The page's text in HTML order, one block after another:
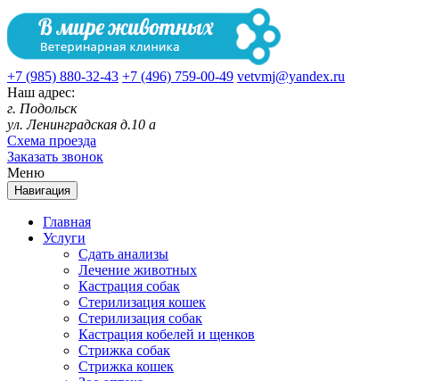
+7 (985) 880-32-43 +7 (496) 759-00-49 vetvmj@yandex.ru
Наш адрес:
г. Подольск
ул. Ленинградская д.10 а
Схема проезда
Заказать звонок
Меню
Навигация
Главная
Услуги
Сдать анализы
Лечение животных
Кастрация собак
Стерилизация кошек
Стерилизация собак
Кастрация кобелей и щенков
Стрижка собак
Стрижка кошек